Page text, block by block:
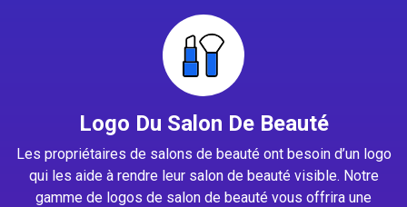
Logo Du Salon De Beauté
Les propriétaires de salons de beauté ont besoin d’un logo
qui les aide à rendre leur salon de beauté visible. Notre
gamme de logos de salon de beauté vous offrira une